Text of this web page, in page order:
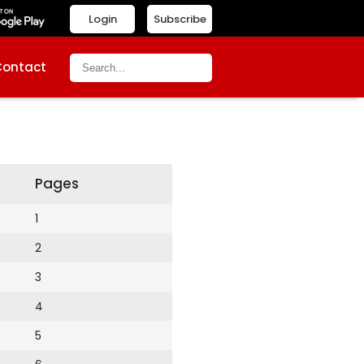
Subscribe
Login
Pages
1
2
3
4
5